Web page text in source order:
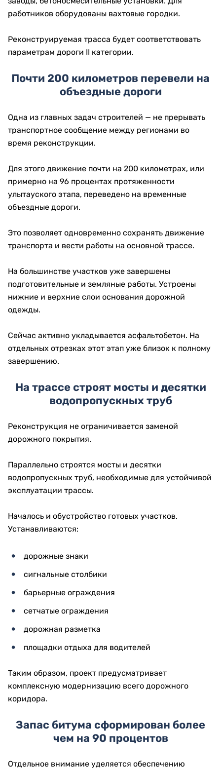
работников оборудованы вахтовые городки.
Реконструируемая трасса будет соответствовать
параметрам дороги II категории.
Почти 200 километров перевели на
объездные дороги
Одна из главных задач строителей — не прерывать
транспортное сообщение между регионами во
время реконструкции.
Для этого движение почти на 200 километрах, или
примерно на 96 процентах протяженности
улытауского этапа, переведено на временные
объездные дороги.
Это позволяет одновременно сохранять движение
транспорта и вести работы на основной трассе.
На большинстве участков уже завершены
подготовительные и земляные работы. Устроены
нижние и верхние слои основания дорожной
одежды.
Сейчас активно укладывается асфальтобетон. На
отдельных отрезках этот этап уже близок к полному
завершению.
На трассе строят мосты и десятки
водопропускных труб
Реконструкция не ограничивается заменой
дорожного покрытия.
Параллельно строятся мосты и десятки
водопропускных труб, необходимые для устойчивой
эксплуатации трассы.
Началось и обустройство готовых участков.
Устанавливаются:
дорожные знаки
сигнальные столбики
барьерные ограждения
сетчатые ограждения
дорожная разметка
площадки отдыха для водителей
Таким образом, проект предусматривает
комплексную модернизацию всего дорожного
коридора.
Запас битума сформирован более
чем на 90 процентов
Отдельное внимание уделяется обеспечению